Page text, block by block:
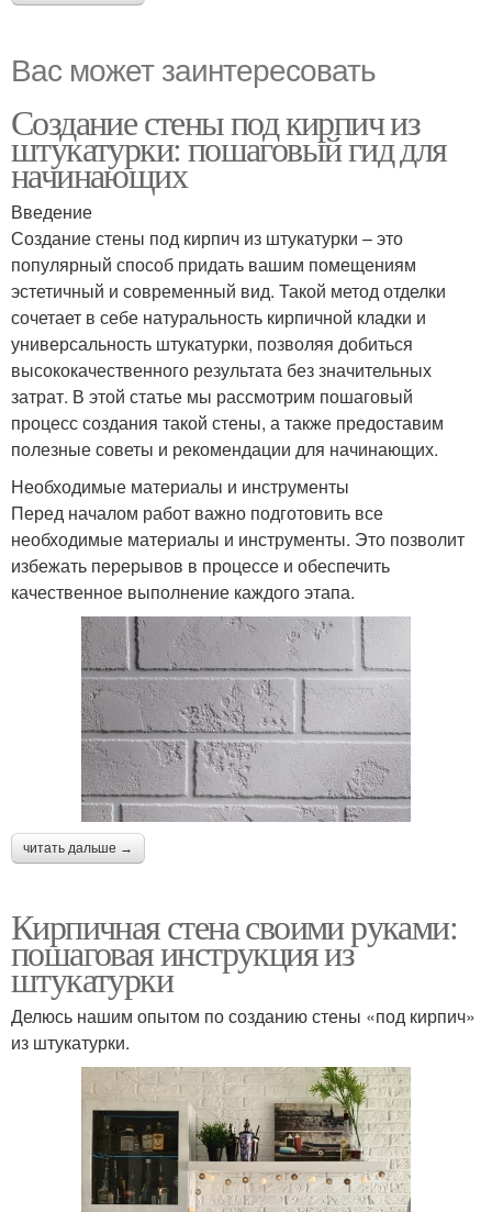
Вас может заинтересовать
Создание стены под кирпич из
штукатурки: пошаговый гид для
начинающих
Введение
Создание стены под кирпич из штукатурки – это
популярный способ придать вашим помещениям
эстетичный и современный вид. Такой метод отделки
сочетает в себе натуральность кирпичной кладки и
универсальность штукатурки, позволяя добиться
высококачественного результата без значительных
затрат. В этой статье мы рассмотрим пошаговый
процесс создания такой стены, а также предоставим
полезные советы и рекомендации для начинающих.
Необходимые материалы и инструменты
Перед началом работ важно подготовить все
необходимые материалы и инструменты. Это позволит
избежать перерывов в процессе и обеспечить
качественное выполнение каждого этапа.
читать дальше →
Кирпичная стена своими руками:
пошаговая инструкция из
штукатурки
Делюсь нашим опытом по созданию стены «под кирпич»
из штукатурки.